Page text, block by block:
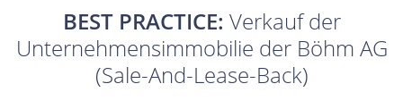
BEST PRACTICE: Verkauf der
Unternehmensimmobilie der Böhm AG
(Sale-And-Lease-Back)